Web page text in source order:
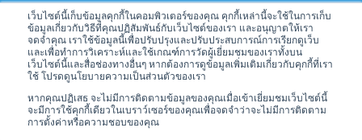
เว็บไซต์นี้เก็บข้อมูลคุกกี้ในคอมพิวเตอร์ของคุณ คุกกี้เหล่านี้จะใช้ในการเก็บ
ข้อมูลเกี่ยวกับวิธีที่คุณปฏิสัมพันธ์กับเว็บไซต์ของเรา และอนุญาตให้เรา
จดจำคุณ เราใช้ข้อมูลนี้เพื่อปรับปรุงและปรับประสบการณ์การเรียกดูเว็บ
และเพื่อทำการวิเคราะห์และใช้เกณฑ์การวัดผู้เยี่ยมชมของเราทั้งบน
เว็บไซต์นี้และสื่อช่องทางอื่นๆ หากต้องการดูข้อมูลเพิ่มเติมเกี่ยวกับคุกกี้ที่เรา
ใช้ โปรดดูนโยบายความเป็นส่วนตัวของเรา
หากคุณปฏิเสธ จะไม่มีการติดตามข้อมูลของคุณเมื่อเข้าเยี่ยมชมเว็บไซต์นี้
จะมีการใช้คุกกี้เดียวในเบราว์เซอร์ของคุณเพื่อจดจำว่าจะไม่มีการติดตาม
การตั้งค่าหรือความชอบของคุณ
Email:
reservation@drivecarrental.com